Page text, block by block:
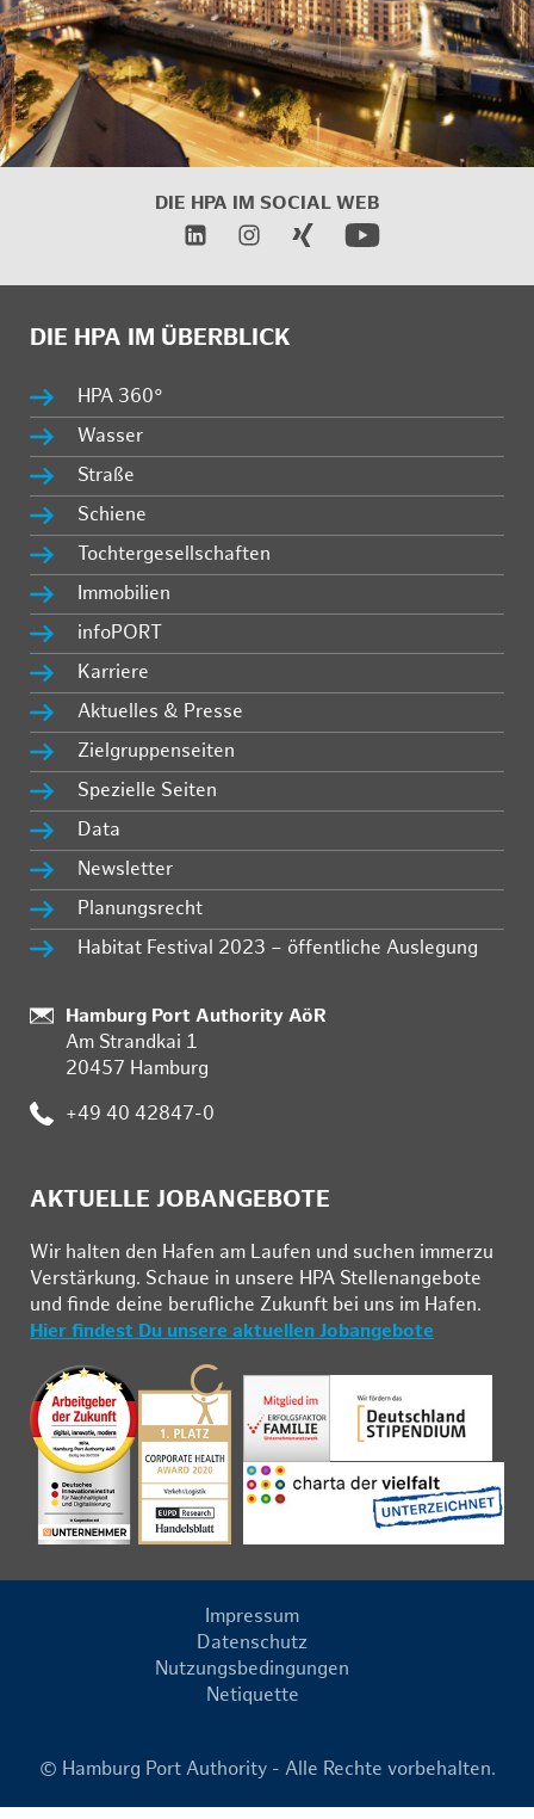
DIE HPA IM SOCIAL WEB
DIE HPA IM ÜBERBLICK
HPA 360°
Wasser
Straße
Schiene
Tochtergesellschaften
Immobilien
infoPORT
Karriere
Aktuelles & Presse
Zielgruppenseiten
Spezielle Seiten
Data
Newsletter
Planungsrecht
Habitat Festival 2023 – öffentliche Auslegung
Standort:
Hamburg Port Authority AöR
Am Strandkai 1
20457 Hamburg
Telefon:
+49 40 42847-0
AKTUELLE JOBANGEBOTE
Wir hal­ten den Ha­fen am Lau­fen und su­chen im­mer­zu
Ver­stär­kung. Schau­e in un­se­re HPA Stel­len­an­ge­bo­te
und fin­de deine be­ruf­li­che Zu­kunft bei uns im Ha­fen.
Hier findest Du unsere aktuellen Jobangebote
Impressum
Datenschutz
Nutzungsbedingungen
Netiquette
© Hamburg Port Authority - Alle Rechte vorbehalten.